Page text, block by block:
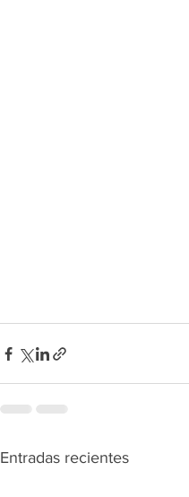
Entradas recientes